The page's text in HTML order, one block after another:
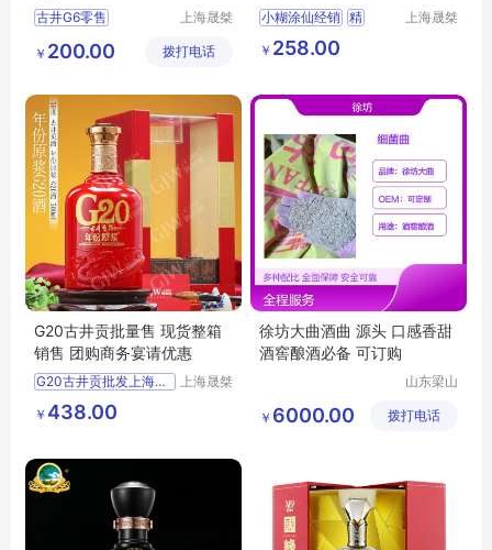
古井G6零售
上海晟桀
公司
￥ 200.00 拨打电话
小糊涂仙经销 精
品报价
招商
食品生鲜 酒类
上海晟桀
￥ 258.00
G20古井贡批量售 现货整箱
销售 团购商务宴请优惠
G20古井贡批发上海整箱销售团购价
食品生鲜
白酒
上海晟桀
￥ 438.00
徐坊大曲酒曲 源头 口感香甜
酒窖酿酒必备 可订购
山东梁山
有限公司
￥ 6000.00 拨打电话